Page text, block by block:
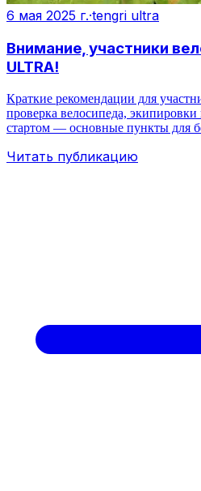
6 мая 2025 г.·tengri ultra
Внимание, участники
ULTRA!
Краткие рекомендации для
проверка велосипеда,
стартом — основные пункты для
Читать публикацию